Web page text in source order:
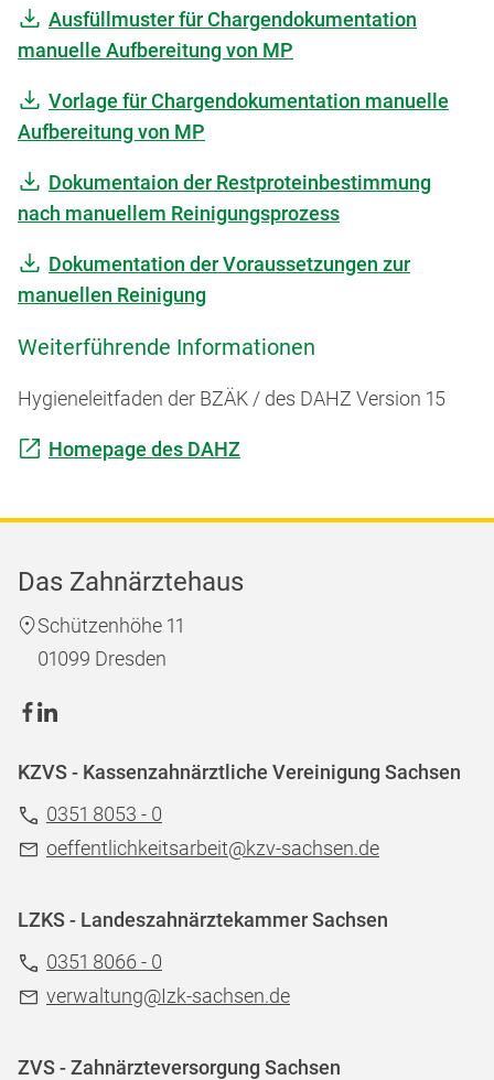
Ausfüllmuster für Chargendokumentation
manuelle Aufbereitung von MP
Vorlage für Chargendokumentation manuelle
Aufbereitung von MP
Dokumentaion der Restproteinbestimmung
nach manuellem Reinigungsprozess
Dokumentation der Voraussetzungen zur
manuellen Reinigung
Weiterführende Informationen
Hygieneleitfaden der BZÄK / des DAHZ Version 15
Homepage des DAHZ
Das Zahnärztehaus
Schützenhöhe 11
01099 Dresden
KZVS - Kassenzahnärztliche Vereinigung Sachsen
0351 8053 - 0
oeffentlichkeitsarbeit@kzv-sachsen.de
LZKS - Landeszahnärztekammer Sachsen
0351 8066 - 0
verwaltung@Izk-sachsen.de
ZVS - Zahnärzteversorgung Sachsen